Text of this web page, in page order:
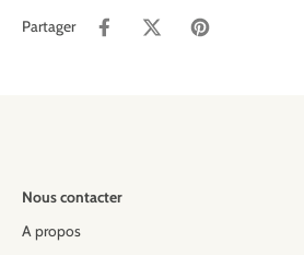
Partager
Nous contacter
A propos